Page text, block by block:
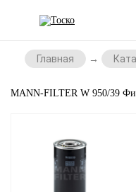
Главная
MANN-FILTER W 950/39